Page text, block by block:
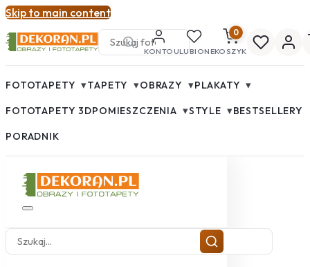
Skip to main content
KONTOULUBIONE
0
KOSZYK
FOTOTAPETY ▾TAPETY ▾OBRAZY ▾PLAKATY ▾
FOTOTAPETY 3DPOMIESZCZENIA ▾STYLE ▾BESTSELLERY
PORADNIK